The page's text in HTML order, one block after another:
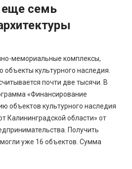
еще семь
мемориальные комплексы,
объекты культурного наследия.
почти две тысячи. В
«Финансирование
объектов культурного наследия
Калининградской области» от
Получить
уже 16 объектов. Сумма